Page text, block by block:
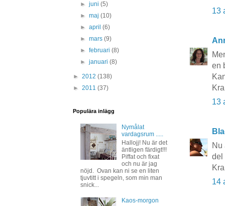
13
en
13
Nu
del
14
►juni(5)
►maj(10)
►april(6)
►mars(9)
►februari(8)
►januari(8)
► 2012 (138)
► 2011 (37)
Populära inlägg
Nymålat
vardagsrum .....
Hallojj! Nu är det
äntligen färdigt!!!
Piffat och fixat
och nu är jag
nöjd. Ovan kan ni se en liten
tjuvtitt i spegeln, som min man
snick...
Kaos-morgon